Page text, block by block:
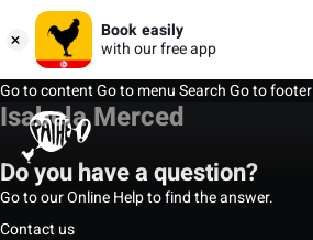
Book easily
with our free app
Go to contentGo to menuSearchGo to footer
Isabela Merced
Do you have a question?
Go to our Online Help to find the answer.
Contact us